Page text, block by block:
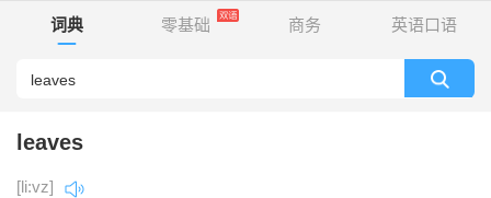
词典 零基础 商务 英语口语
leaves
[li:vz]